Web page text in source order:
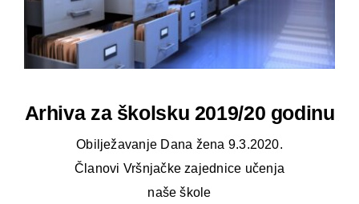
Arhiva za školsku 2019/20 godinu
Obilježavanje Dana žena 9.3.2020.
Članovi Vršnjačke zajednice učenja
naše škole